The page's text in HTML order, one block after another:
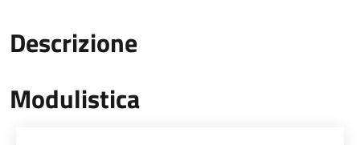
Descrizione
Modulistica